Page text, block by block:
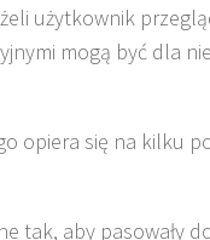
użytkownik
mogą być dla
opiera się na kilku
tak, aby pasowały